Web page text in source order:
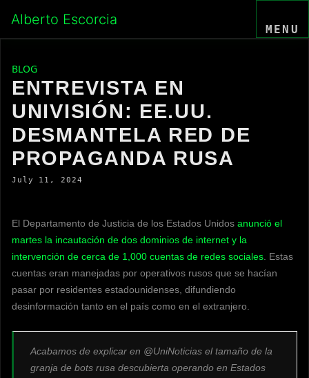
content
Alberto Escorcia
MENU
BLOG
ENTREVISTA EN
UNIVISIÓN: EE.UU.
DESMANTELA RED DE
PROPAGANDA RUSA
July 11, 2024
El Departamento de Justicia de los Estados Unidos anunció el
martes la incautación de dos dominios de internet y la
intervención de cerca de 1,000 cuentas de redes sociales . Estas
cuentas eran manejadas por operativos rusos que se hacían
pasar por residentes estadounidenses, difundiendo
desinformación tanto en el país como en el extranjero.
Acabamos de explicar en @UniNoticias el tamaño de la
granja de bots rusa descubierta operando en Estados